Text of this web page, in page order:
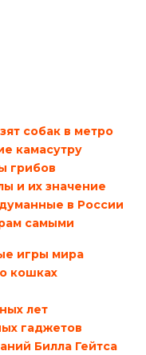
собак в метро
камасутру
грибов
и их значение
в России
самыми
игры мира
кошках
лет
гаджетов
Билла Гейтса